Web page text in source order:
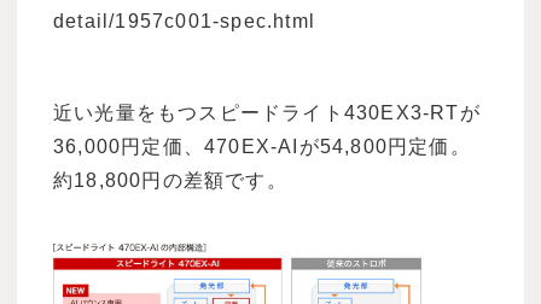
detail/1957c001-spec.html
近い光量をもつスピードライト430EX3-RTが
36,000円定価、470EX-AIが54,800円定価。
約18,800円の差額です。